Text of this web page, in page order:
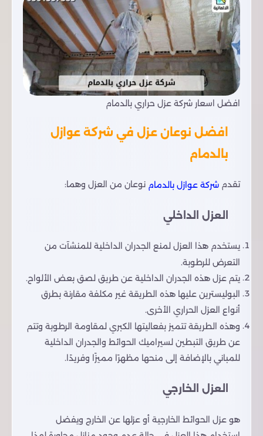
افضل اسعار شركة عزل حراري بالدمام
افضل نوعان عزل في شركة عوازل
بالدمام
تقدم شركة عوازل بالدمام نوعان من العزل وهما:
العزل الداخلي
يستخدم هذا العزل لمنع الجدران الداخلية للمنشآت من
التعرض للرطوبة.
يتم عزل هذه الجدران الداخلية عن طريق لصق بعض الألواح.
البوليسترين عليها هذه الطريقة غير مكلفة مقارنة بطرق
أنواع العزل الحراري الأخرى.
وهذه الطريقة تتميز بفعاليتها الكبري لمقاومة الرطوبة وتتم
عن طريق التبطين لسيراميك الحوائط والجدران الداخلية
للمباني بالإضافة إلى منحها مظهرًا مميزًا وفريدًا.
العزل الخارجي
هو عزل الحوائط الخارجية أو عزلها عن الخارج ويفضل